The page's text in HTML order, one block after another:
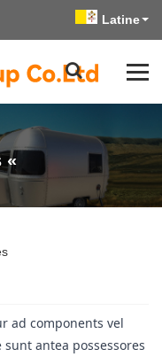
Latine
«
ad components vel
antea possessores